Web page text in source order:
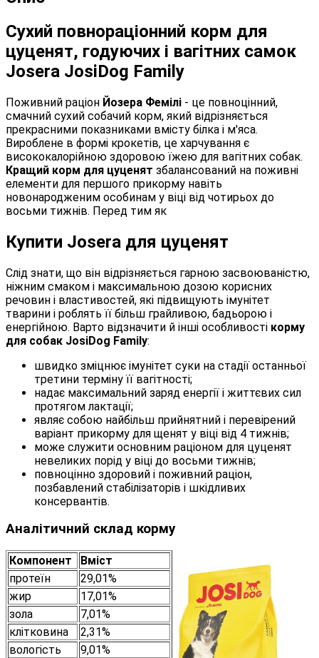
Сухий повнораціонний корм для
цуценят, годуючих і вагітних самок
Josera JosiDog Family
Поживний раціон Йозера Фемілі - це повноцінний,
смачний сухий собачий корм, який відрізняється
прекрасними показниками вмісту білка і м'яса.
Вироблене в формі крокетів, це харчування є
висококалорійною здоровою їжею для вагітних собак.
Кращий корм для цуценят збалансований на поживні
елементи для першого прикорму навіть
новонародженим особинам у віці від чотирьох до
восьми тижнів. Перед тим як
Купити Josera для цуценят
Слід знати, що він відрізняється гарною засвоюваністю,
ніжним смаком і максимальною дозою корисних
речовин і властивостей, які підвищують імунітет
тварини і роблять її більш грайливою, бадьорою і
енергійною. Варто відзначити й інші особливості корму
для собак JosiDog Family:
швидко зміцнює імунітет суки на стадії останньої
третини терміну її вагітності;
надає максимальний заряд енергії і життєвих сил
протягом лактації;
являє собою найбільш прийнятний і перевірений
варіант прикорму для щенят у віці від 4 тижнів;
може служити основним раціоном для цуценят
невеликих порід у віці до восьми тижнів;
повноцінно здоровий і поживний раціон,
позбавлений стабілізаторів і шкідливих
консервантів.
Аналітичний склад корму
Компонент
Вміст
протеїн
29,01%
жир
17,01%
зола
7,01%
клітковина
2,31%
вологість
9,01%